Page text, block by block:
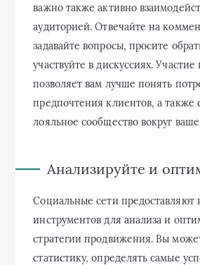
важно также активно
аудиторией. Отвечайте на
задавайте вопросы, просите
участвуйте в дискуссиях. Участие
позволяет вам лучше понять
предпочтения клиентов, а также
лояльное сообщество вокруг
Анализируйте и
Социальные сети предоставляют
инструментов для анализа и
стратегии продвижения. Вы
статистику, определять самые